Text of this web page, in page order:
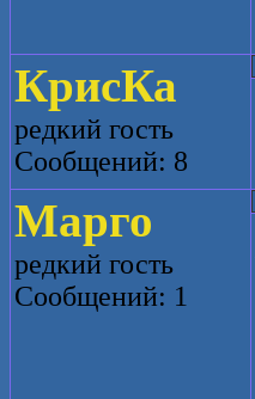
КрисКа
редкий гость
Сообщений: 8
Марго
редкий гость
Сообщений: 1